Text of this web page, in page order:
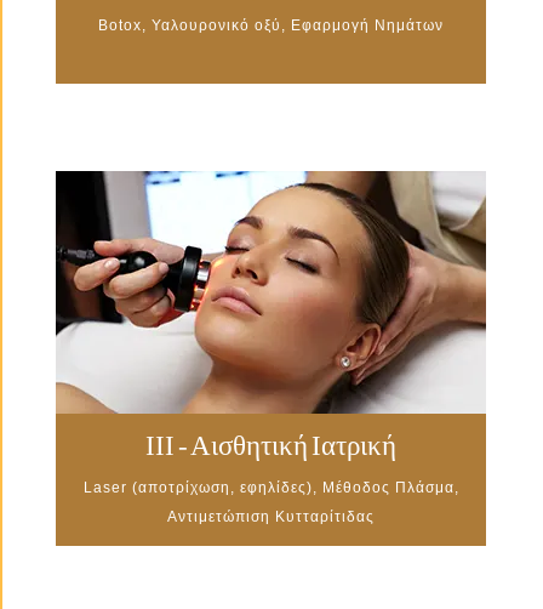
Botox, Υαλουρονικό οξύ, Εφαρμογή Νημάτων
III - Αισθητική Ιατρική
Laser (αποτρίχωση, εφηλίδες), Μέθοδος Πλάσμα,
Αντιμετώπιση Κυτταρίτιδας